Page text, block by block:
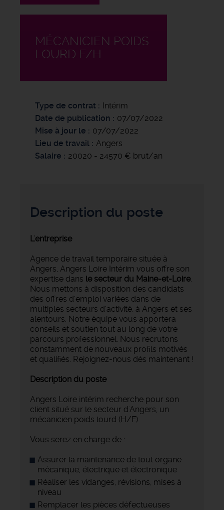
MÉCANICIEN POIDS
LOURD F/H
Type de contrat
Intérim
Date de publication
07/07/2022
Mise à jour le
07/07/2022
Lieu de travail
Angers
Salaire
20020 - 24570 € brut/an
Description du poste
L'entreprise
Agence de travail temporaire située à
Angers, Angers Loire Intérim vous offre son
expertise dans le secteur du Maine-et-Loire.
Nous mettons à disposition des candidats
des offres d'emploi variées dans de
multiples secteurs d'activité, à Angers et ses
alentours. Notre équipe vous apportera
conseils et soutien tout au long de votre
parcours professionnel. Nous recrutons
constamment de nouveaux profils motivés
et qualifiés. Rejoignez-nous dès maintenant !
Description du poste
Angers Loire intérim recherche pour son
client situé sur le secteur d'Angers, un
mécanicien poids lourd (H/F)
Vous serez en charge de :
Assurer la maintenance de tout organe
mécanique, électrique et électronique
Réaliser les vidanges, révisions, mises à
niveau
Remplacer les pièces défectueuses